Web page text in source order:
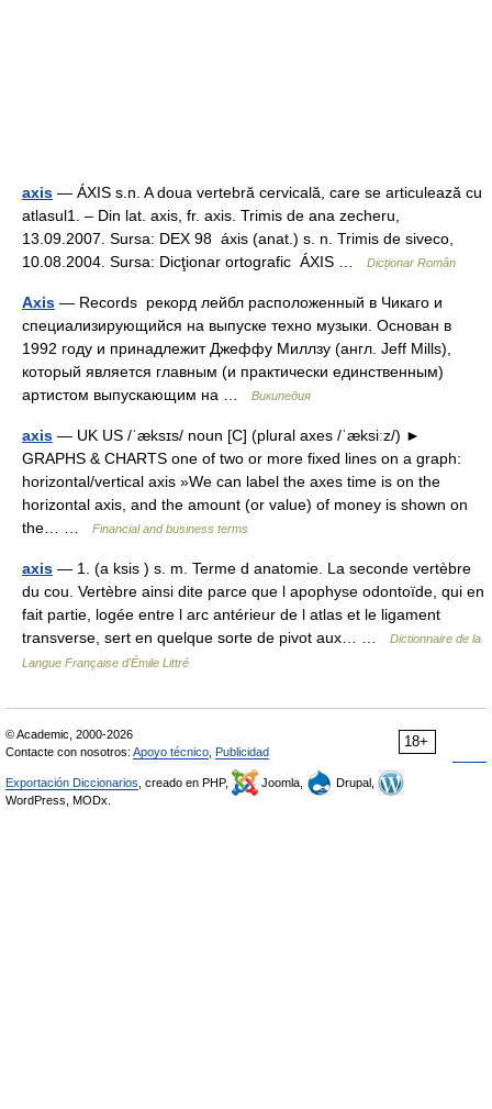
axis — ÁXIS s.n. A doua vertebră cervicală, care se articulează cu
atlasul1. – Din lat. axis, fr. axis. Trimis de ana zecheru,
13.09.2007. Sursa: DEX 98 áxis (anat.) s. n. Trimis de siveco,
10.08.2004. Sursa: Dicţionar ortografic ÁXIS …
Dicționar Român
Axis — Records рекорд лейбл расположенный в Чикаго и
специализирующийся на выпуске техно музыки. Основан в
1992 году и принадлежит Джеффу Миллзу (англ. Jeff Mills),
который является главным (и практически единственным)
артистом выпускающим на …
Википедия
axis — UK US /ˈæksɪs/ noun [C] (plural axes /ˈæksiːz/) ►
GRAPHS & CHARTS one of two or more fixed lines on a graph:
horizontal/vertical axis »We can label the axes time is on the
horizontal axis, and the amount (or value) of money is shown on
the… …
Financial and business terms
axis — 1. (a ksis ) s. m. Terme d anatomie. La seconde vertèbre
du cou. Vertèbre ainsi dite parce que l apophyse odontoïde, qui en
fait partie, logée entre l arc antérieur de l atlas et le ligament
transverse, sert en quelque sorte de pivot aux… …
Dictionnaire de la
Langue Française d'Émile Littré
18+
© Academic, 2000-2026
Contacte con nosotros: Apoyo técnico Publicidad
Exportación Diccionarios , creado en PHP, Joomla,
Drupal,
WordPress, MODx.